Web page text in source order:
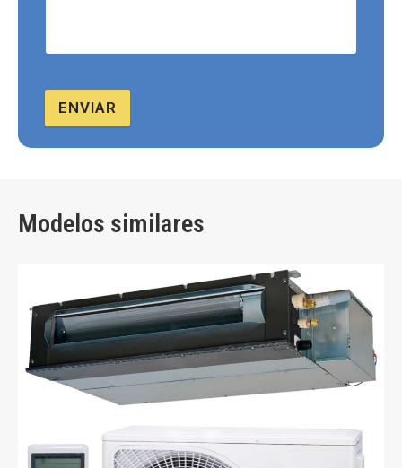
ENVIAR
Modelos similares